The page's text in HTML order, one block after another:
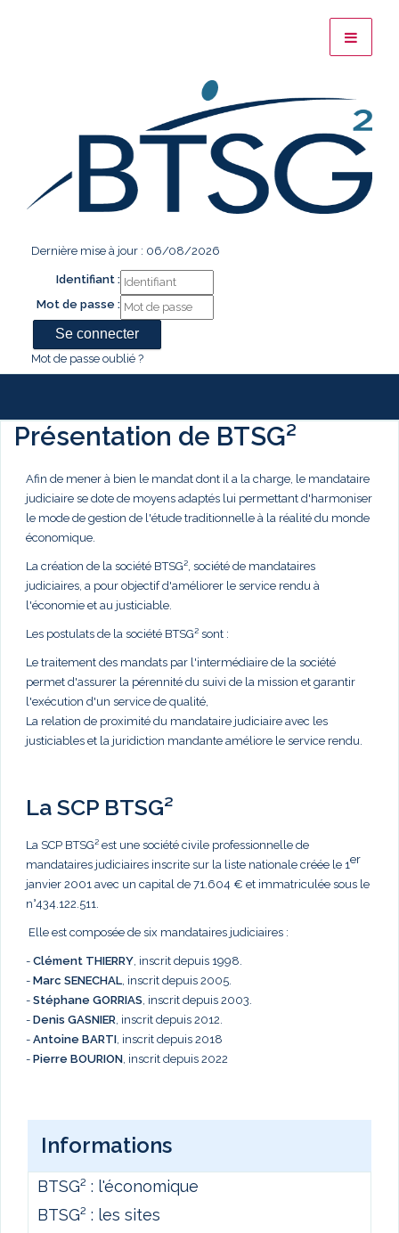
Dernière mise à jour : 06/08/2026
Identifiant :
Mot de passe :
Mot de passe oublié ?
Présentation de BTSG²
Afin de mener à bien le mandat dont il a la charge, le mandataire
judiciaire se dote de moyens adaptés lui permettant d'harmoniser
le mode de gestion de l'étude traditionnelle à la réalité du monde
économique.
La création de la société BTSG², société de mandataires
judiciaires, a pour objectif d'améliorer le service rendu à
l'économie et au justiciable.
Les postulats de la société BTSG² sont :
Le traitement des mandats par l'intermédiaire de la société
permet d'assurer la pérennité du suivi de la mission et garantir
l'exécution d'un service de qualité,
La relation de proximité du mandataire judiciaire avec les
justiciables et la juridiction mandante améliore le service rendu.
La SCP BTSG²
La SCP BTSG² est une société civile professionnelle de
mandataires judiciaires inscrite sur la liste nationale créée le 1er
janvier 2001 avec un capital de 71.604 € et immatriculée sous le
n°434.122.511.
Elle est composée de six mandataires judiciaires :
- Clément THIERRY, inscrit depuis 1998.
- Marc SENECHAL, inscrit depuis 2005.
- Stéphane GORRIAS, inscrit depuis 2003.
- Denis GASNIER, inscrit depuis 2012.
- Antoine BARTI, inscrit depuis 2018
- Pierre BOURION, inscrit depuis 2022
Informations
BTSG² : l'économique
BTSG² : les sites